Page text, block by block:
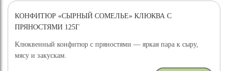
КОНФИТЮР «СЫРНЫЙ СОМЕЛЬЕ» КЛЮКВА С
ПРЯНОСТЯМИ 125Г
Клюквенный конфитюр с пряностями — яркая пара к сыру,
мясу и закускам.